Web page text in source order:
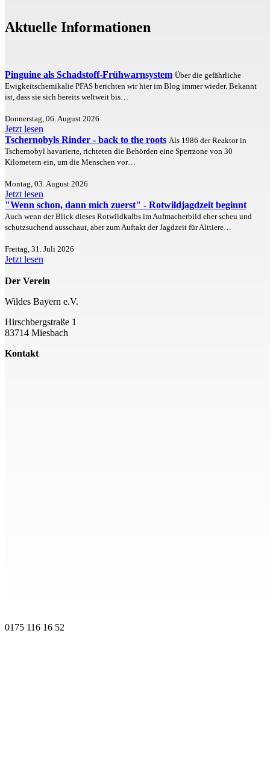
Aktuelle Informationen
Pinguine als Schadstoff-Frühwarnsystem Über die gefährliche
Ewigkeitschemikalie PFAS berichten wir hier im Blog immer wieder. Bekannt
ist, dass sie sich bereits weltweit bis…
Donnerstag, 06. August 2026
Jetzt lesen
Tschernobyls Rinder - back to the roots Als 1986 der Reaktor in
Tschernobyl havarierte, richteten die Behörden eine Sperrzone von 30
Kilometern ein, um die Menschen vor…
Montag, 03. August 2026
Jetzt lesen
"Wenn schon, dann mich zuerst" - Rotwildjagdzeit beginnt
Auch wenn der Blick dieses Rotwildkalbs im Aufmacherbild eher scheu und
schutzsuchend ausschaut, aber zum Auftakt der Jagdzeit für Alttiere…
Freitag, 31. Juli 2026
Jetzt lesen
Der Verein
Wildes Bayern e.V.
Hirschbergstraße 1
83714 Miesbach
Kontakt
0175 116 16 52